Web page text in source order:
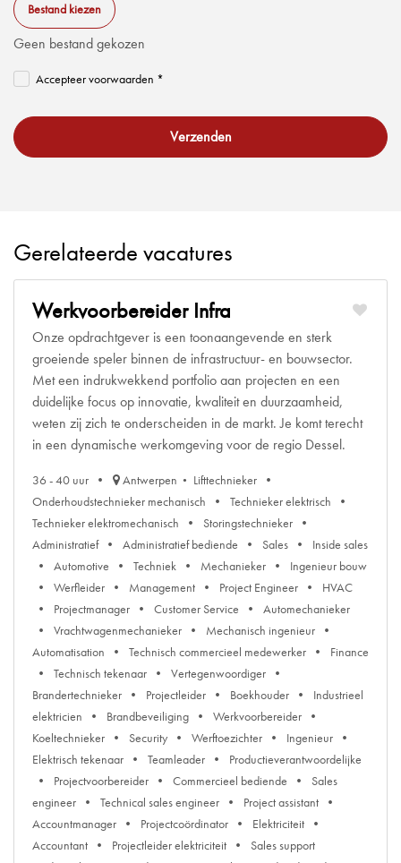
Bestand kiezen
Geen bestand gekozen
Accepteer voorwaarden *
Verzenden
Gerelateerde vacatures
Werkvoorbereider Infra
Onze opdrachtgever is een toonaangevende en sterk
groeiende speler binnen de infrastructuur- en bouwsector.
Met een indrukwekkend portfolio aan projecten en een
duidelijke focus op innovatie, kwaliteit en duurzaamheid,
weten zij zich te onderscheiden in de markt. Je komt terecht
in een dynamische werkomgeving voor de regio Dessel.
36 - 40 uur Antwerpen
Lifttechnieker
Onderhoudstechnieker mechanisch
Technieker elektrisch
Technieker elektromechanisch
Storingstechnieker
Administratief
Administratief bediende Sales
Inside sales
Automotive
Techniek Mechanieker
Ingenieur bouw
Werfleider
Management Project Engineer
HVAC
Projectmanager
Customer Service
Automechanieker
Vrachtwagenmechanieker
Mechanisch ingenieur
Automatisation
Technisch commercieel medewerker
Finance
Technisch tekenaar
Vertegenwoordiger
Brandertechnieker
Projectleider Boekhouder
Industrieel
elektricien
Brandbeveiliging
Werkvoorbereider
Koeltechnieker
Security Werftoezichter
Ingenieur
Elektrisch tekenaar
Teamleader
Productieverantwoordelijke
Projectvoorbereider
Commercieel bediende
Sales
engineer
Technical sales engineer
Project assistant
Accountmanager
Projectcoördinator
Elektriciteit
Accountant
Projectleider elektriciteit
Sales support